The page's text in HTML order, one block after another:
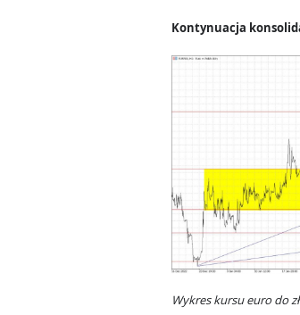
Kontynuacja
Wykres kursu euro do